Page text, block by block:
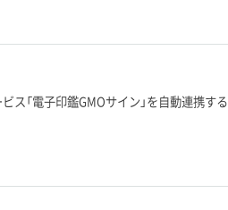
ス「電子印鑑GMOサイン」を自動連携する